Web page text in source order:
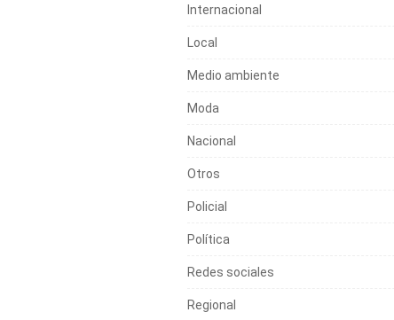
Internacional
Local
Medio ambiente
Moda
Nacional
Otros
Policial
Política
Redes sociales
Regional